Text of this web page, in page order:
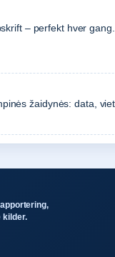
– perfekt hver
žaidynės: data,
kilder.